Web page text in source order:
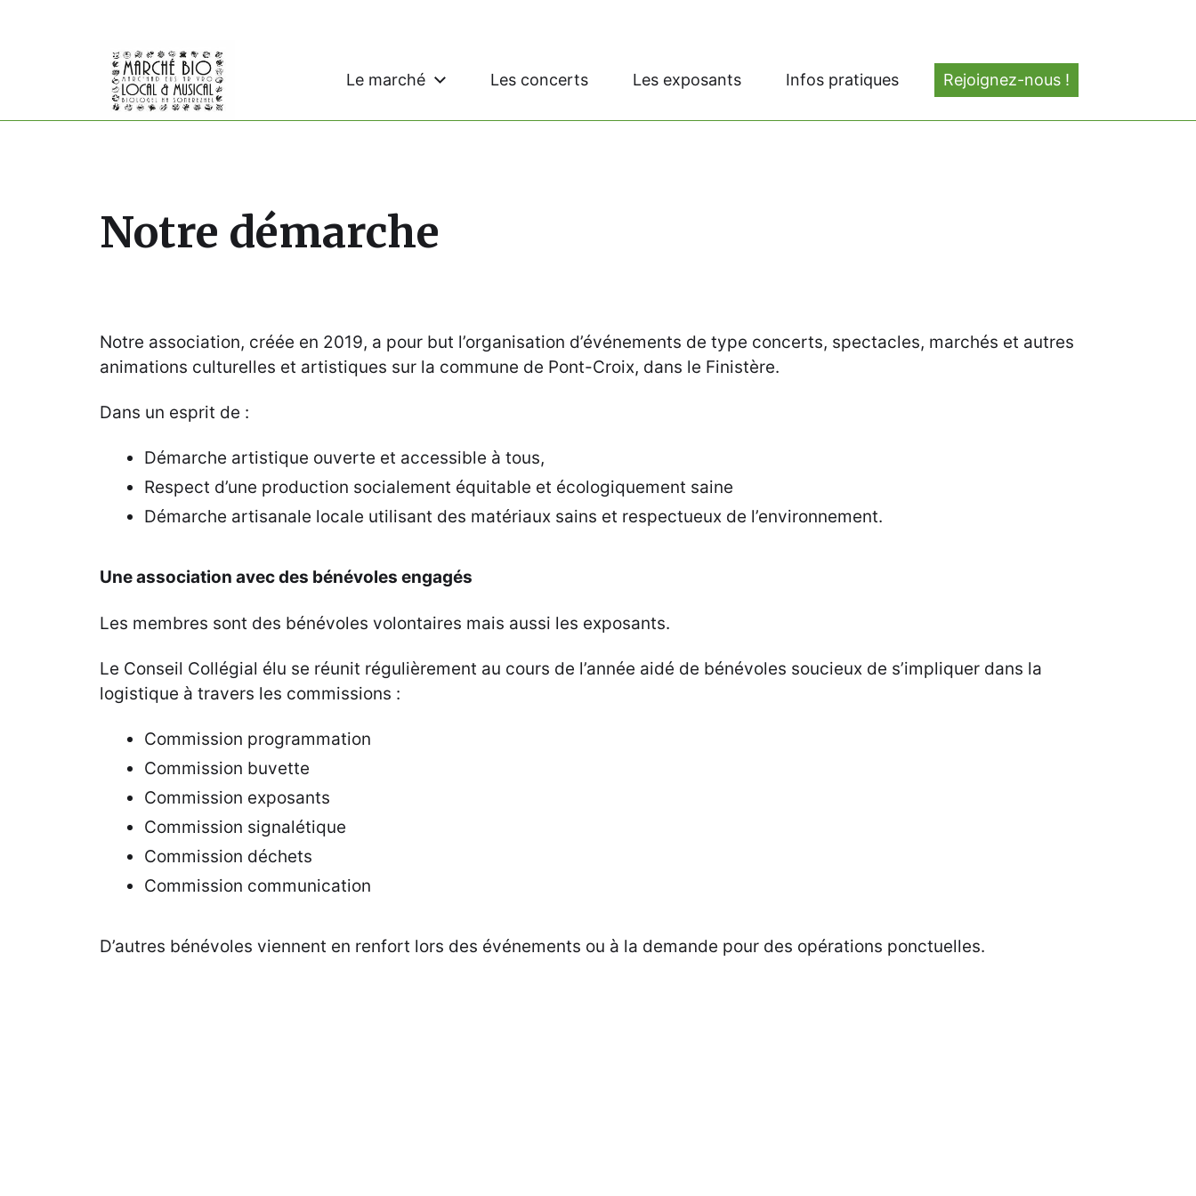
Le marché Les concerts Les exposants Infos pratiques Rejoignez-nous !
Notre démarche
Notre association, créée en 2019, a pour but l’organisation d’événements de type concerts, spectacles, marchés et autres
animations culturelles et artistiques sur la commune de Pont-Croix, dans le Finistère.
Dans un esprit de :
Démarche artistique ouverte et accessible à tous,
Respect d’une production socialement équitable et écologiquement saine
Démarche artisanale locale utilisant des matériaux sains et respectueux de l’environnement.
Une association avec des bénévoles engagés
Les membres sont des bénévoles volontaires mais aussi les exposants.
Le Conseil Collégial élu se réunit régulièrement au cours de l’année aidé de bénévoles soucieux de s’impliquer dans la
logistique à travers les commissions :
Commission programmation
Commission buvette
Commission exposants
Commission signalétique
Commission déchets
Commission communication
D’autres bénévoles viennent en renfort lors des événements ou à la demande pour des opérations ponctuelles.